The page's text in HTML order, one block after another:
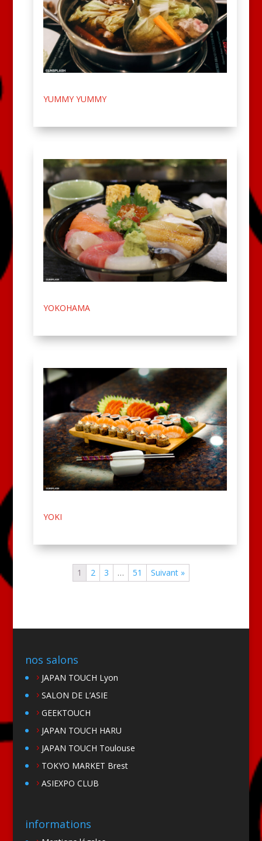
YUMMY YUMMY
YOKOHAMA
YOKI
1 2 3 … 51 Suivant »
nos salons
JAPAN TOUCH Lyon
SALON DE L’ASIE
GEEKTOUCH
JAPAN TOUCH HARU
JAPAN TOUCH Toulouse
TOKYO MARKET Brest
ASIEXPO CLUB
informations